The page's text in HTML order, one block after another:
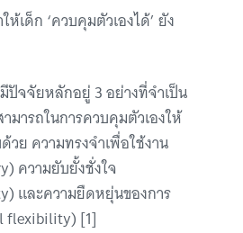
เด็ก ‘ควบคุมตัวเองได้’ ยัง
ปัจจัยหลักอยู่ 3 อย่างที่จำเป็น
มารถในการควบคุมตัวเองให้
วย ความทรงจำเพื่อใช้งาน
ความยับยั้งชั่งใจ
และความยืดหยุ่นของการ
flexibility) [1]